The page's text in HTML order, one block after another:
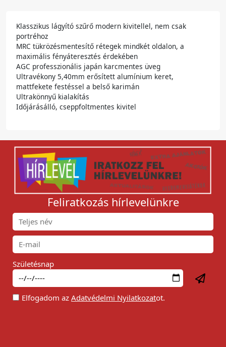
Klasszikus lágyító szűrő modern kivitellel, nem csak
portréhoz
MRC tükrözésmentesítő rétegek mindkét oldalon, a
maximális fényáteresztés érdekében
AGC professzionális japán karcmentes üveg
Ultravékony 5,40mm erősített alumínium keret,
mattfekete festéssel a belső karimán
Ultrakönnyű kialakítás
Időjárásálló, cseppfoltmentes kivitel
Feliratkozás hírlevelünkre
Születésnap
Elfogadom az Adatvédelmi Nyilatkozatot.